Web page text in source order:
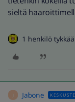
sieltä
1 henkilö
Jabone